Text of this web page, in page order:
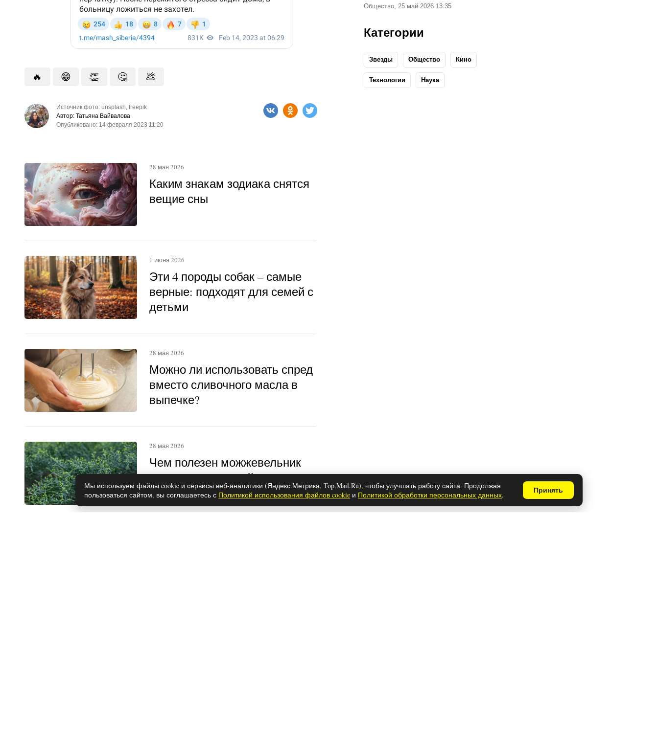
🔥 😁 👏 🤔 💩
Источник фото: unsplash, freepik
Автор: Татьяна Вайвалова
Опубликовано: 14 февраля 2023 11:20
Каким знакам зодиака снятся
вещие сны
28 мая 2026
Эти 4 породы собак – самые
верные: подходят для семей с
детьми
1 июня 2026
Можно ли использовать спред
вместо сливочного масла в
выпечке?
28 мая 2026
Чем полезен можжевельник
для здоровья: свойства и
противопоказания
28 мая 2026
Общество, 25 май 2026 13:35
Категории
Звезды Общество Кино
Технологии Наука
Мы используем файлы cookie и сервисы веб-аналитики (Яндекс.Метрика, Top.Mail.Ru), чтобы улучшать работу сайта. Продолжая
пользоваться сайтом, вы соглашаетесь с Политикой использования файлов cookie и Политикой обработки персональных данных. Принять